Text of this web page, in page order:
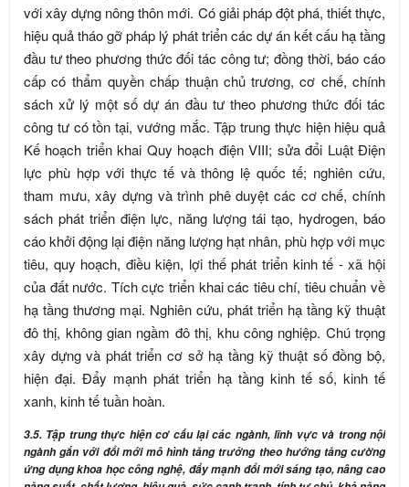
với xây dựng nông thôn mới. Có giải pháp đột phá, thiết thực,
hiệu quả tháo gỡ pháp lý phát triển các dự án kết cấu hạ tầng
đầu tư theo phương thức đối tác công tư; đồng thời, báo cáo
cấp có thẩm quyền chấp thuận chủ trương, cơ chế, chính
sách xử lý một số dự án đầu tư theo phương thức đối tác
công tư có tồn tại, vướng mắc. Tập trung thực hiện hiệu quả
Kế hoạch triển khai Quy hoạch điện VIII; sửa đổi Luật Điện
lực phù hợp với thực tế và thông lệ quốc tế; nghiên cứu,
tham mưu, xây dựng và trình phê duyệt các cơ chế, chính
sách phát triển điện lực, năng lượng tái tạo, hydrogen, báo
cáo khởi động lại điện năng lượng hạt nhân, phù hợp với mục
tiêu, quy hoạch, điều kiện, lợi thế phát triển kinh tế - xã hội
của đất nước. Tích cực triển khai các tiêu chí, tiêu chuẩn về
hạ tầng thương mại. Nghiên cứu, phát triển hạ tầng kỹ thuật
đô thị, không gian ngầm đô thị, khu công nghiệp. Chú trọng
xây dựng và phát triển cơ sở hạ tầng kỹ thuật số đồng bộ,
hiện đại. Đẩy mạnh phát triển hạ tầng kinh tế số, kinh tế
xanh, kinh tế tuần hoàn.
3.5. Tập trung thực hiện cơ cấu lại các ngành, lĩnh vực và trong nội
ngành gắn với đổi mới mô hình tăng trưởng theo hướng tăng cường
ứng dụng khoa học công nghệ, đẩy mạnh đổi mới sáng tạo, nâng cao